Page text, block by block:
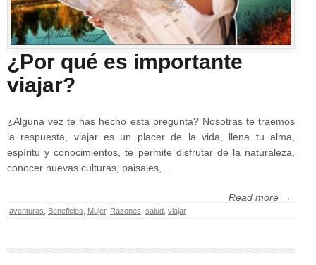
¿Por qué es importante
viajar?
¿Alguna vez te has hecho esta pregunta? Nosotras te traemos
la respuesta, viajar es un placer de la vida, llena tu alma,
espíritu y conocimientos, te permite disfrutar de la naturaleza,
conocer nuevas culturas, paisajes,…
Read more →
aventuras Beneficios Mujer, Razones salud viajar